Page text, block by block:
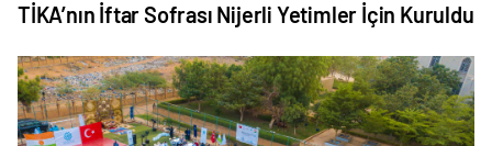
TİKA’nın İftar Sofrası Nijerli Yetimler İçin Kuruldu